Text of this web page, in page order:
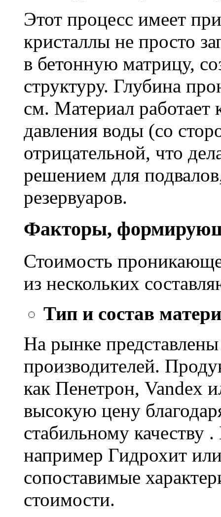
Этот процесс имеет
кристаллы не просто
в бетонную матрицу,
структуру. Глубина
см. Материал работает
давления воды (со
отрицательной, что
решением для
резервуаров.
Факторы,
Стоимость
из нескольких
Тип и состав
На рынке
производителей.
как Пенетрон, Vandex
высокую цену
стабильному качеству
например Гидрохит
сопоставимые
стоимости.